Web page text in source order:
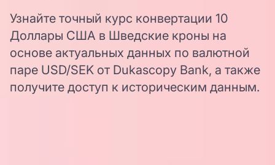
Узнайте точный курс конвертации 10
Доллары США в Шведские кроны на
основе актуальных данных по валютной
паре USD/SEK от Dukascopy Bank, а также
получите доступ к историческим данным.